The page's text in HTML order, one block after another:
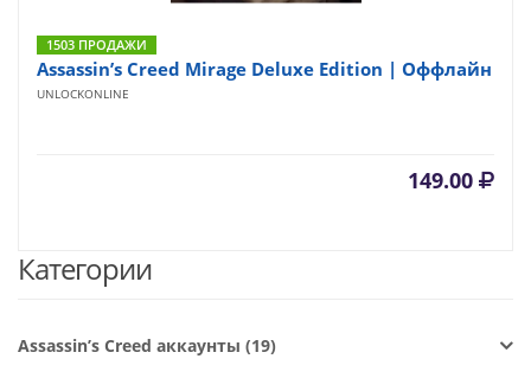
1503 ПРОДАЖИ
Assassin’s Creed Mirage Deluxe Edition | Оффлайн
UNLOCKONLINE
149.00
Категории
Assassin’s Creed аккаунты (19)